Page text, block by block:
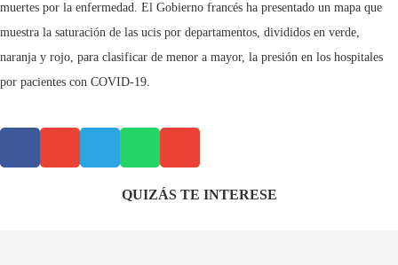
muertes por la enfermedad. El Gobierno francés ha presentado un mapa que
muestra la saturación de las ucis por departamentos, divididos en verde,
naranja y rojo, para clasificar de menor a mayor, la presión en los hospitales
por pacientes con COVID-19.
QUIZÁS TE INTERESE